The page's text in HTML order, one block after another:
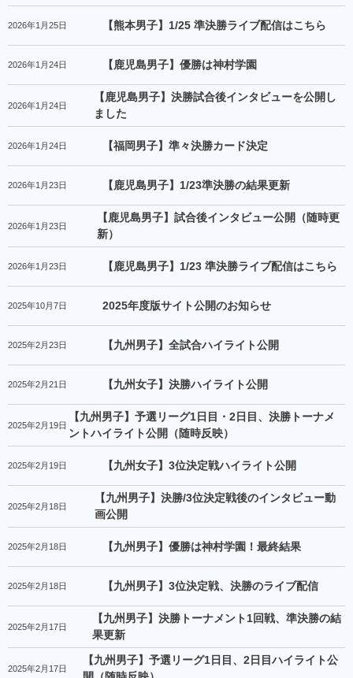
2026年1月25日 【熊本男子】1/25 準決勝ライブ配信はこちら
2026年1月24日 【鹿児島男子】優勝は神村学園
2026年1月24日
【鹿児島男子】決勝試合後インタビューを公開し
ました
2026年1月24日 【福岡男子】準々決勝カード決定
2026年1月23日 【鹿児島男子】1/23準決勝の結果更新
2026年1月23日
【鹿児島男子】試合後インタビュー公開（随時更
新）
2026年1月23日 【鹿児島男子】1/23 準決勝ライブ配信はこちら
2025年10月7日 2025年度版サイト公開のお知らせ
2025年2月23日 【九州男子】全試合ハイライト公開
2025年2月21日 【九州女子】決勝ハイライト公開
2025年2月19日
【九州男子】予選リーグ1日目・2日目、決勝トーナメ
ントハイライト公開（随時反映）
2025年2月19日 【九州女子】3位決定戦ハイライト公開
2025年2月18日
【九州男子】決勝/3位決定戦後のインタビュー動
画公開
2025年2月18日 【九州男子】優勝は神村学園！最終結果
2025年2月18日 【九州男子】3位決定戦、決勝のライブ配信
2025年2月17日
【九州男子】決勝トーナメント1回戦、準決勝の結
果更新
2025年2月17日
【九州男子】予選リーグ1日目、2日目ハイライト公